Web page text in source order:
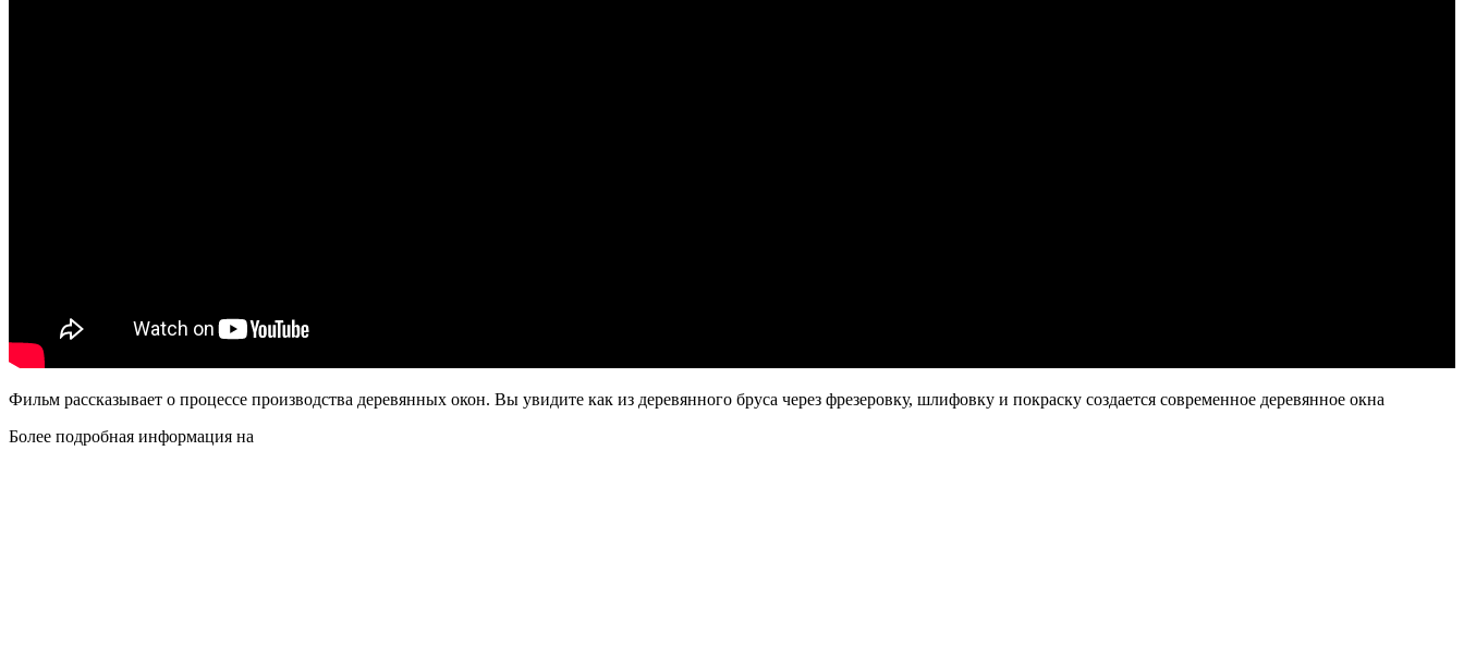
Фильм рассказывает о процессе производства деревянных окон. Вы увидите как из деревянного бруса через фрезеровку, шлифовку и покраску создается современное деревянное окна
Более подробная информация на